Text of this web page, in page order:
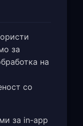
за
на
со
за in-app